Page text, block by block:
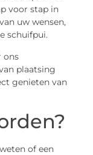
voor stap in
uw wensen,
schuifpui.
ons
plaatsing
genieten van
of een